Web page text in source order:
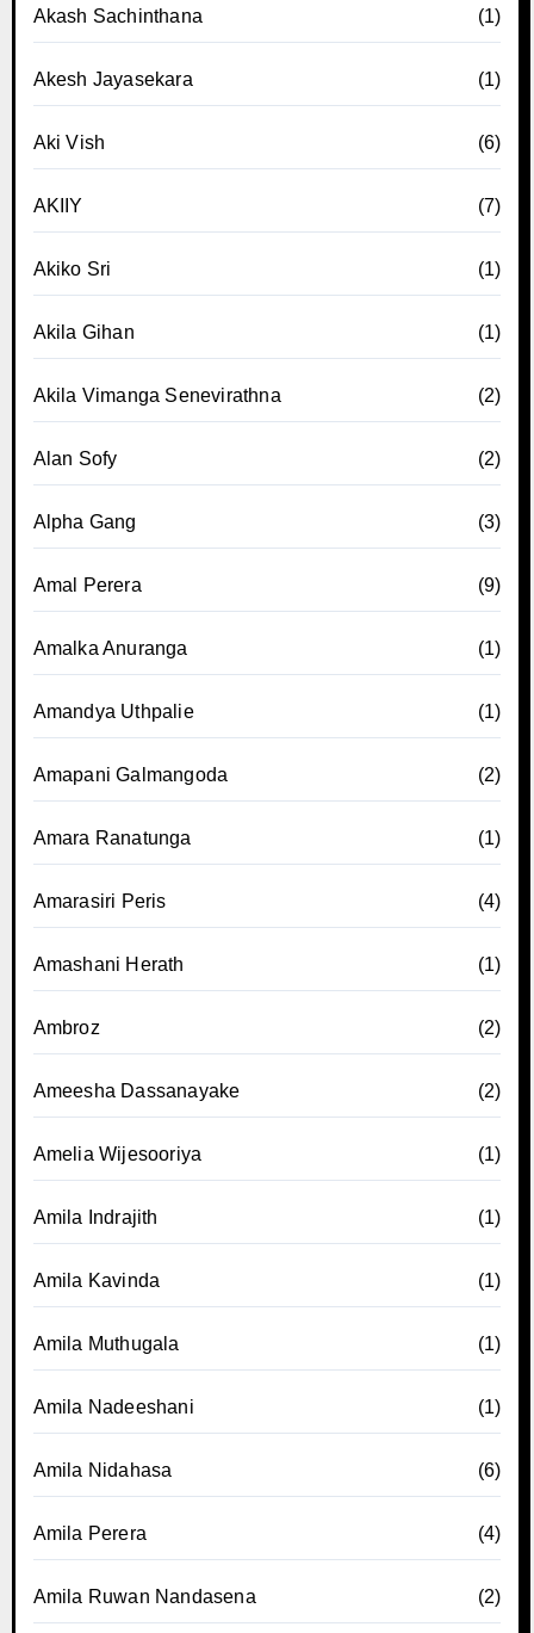
Akash Sachinthana (1)
Akesh Jayasekara (1)
Aki Vish (6)
AKIIY (7)
Akiko Sri (1)
Akila Gihan (1)
Akila Vimanga Senevirathna (2)
Alan Sofy (2)
Alpha Gang (3)
Amal Perera (9)
Amalka Anuranga (1)
Amandya Uthpalie (1)
Amapani Galmangoda (2)
Amara Ranatunga (1)
Amarasiri Peris (4)
Amashani Herath (1)
Ambroz (2)
Ameesha Dassanayake (2)
Amelia Wijesooriya (1)
Amila Indrajith (1)
Amila Kavinda (1)
Amila Muthugala (1)
Amila Nadeeshani (1)
Amila Nidahasa (6)
Amila Perera (4)
Amila Ruwan Nandasena (2)